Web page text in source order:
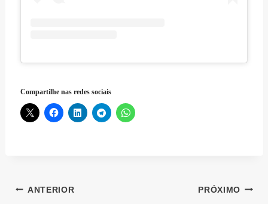
Compartilhe nas redes sociais
Navegação
ANTERIOR PRÓXIMO